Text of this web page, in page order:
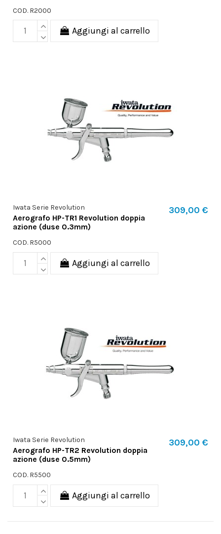
COD. R2000
Aggiungi al carrello
Iwata Serie Revolution
Aerografo HP-TR1 Revolution doppia
azione (duse 0.3mm)
309,00 €
COD. R5000
Aggiungi al carrello
Iwata Serie Revolution
Aerografo HP-TR2 Revolution doppia
azione (duse 0.5mm)
309,00 €
COD. R5500
Aggiungi al carrello